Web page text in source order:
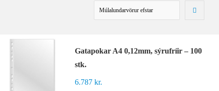
Gatapokar A4 0,12mm, sýrufríir – 100
stk.
6.787kr.